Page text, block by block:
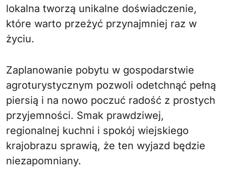
lokalna tworzą unikalne doświadczenie,
które warto przeżyć przynajmniej raz w
życiu.
Zaplanowanie pobytu w gospodarstwie
agroturystycznym pozwoli odetchnąć pełną
piersią i na nowo poczuć radość z prostych
przyjemności. Smak prawdziwej,
regionalnej kuchni i spokój wiejskiego
krajobrazu sprawią, że ten wyjazd będzie
niezapomniany.